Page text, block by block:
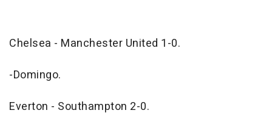
Chelsea - Manchester United 1-0.
-Domingo.
Everton - Southampton 2-0.